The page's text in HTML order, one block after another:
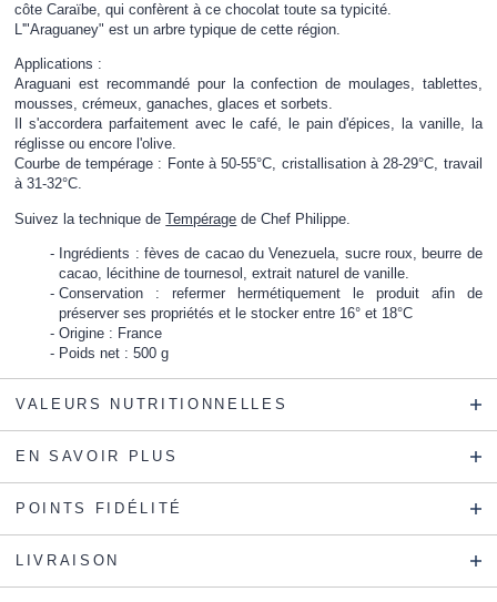
côte Caraïbe, qui confèrent à ce chocolat toute sa typicité.
L'"Araguaney" est un arbre typique de cette région.
Applications :
Araguani est recommandé pour la confection de moulages, tablettes,
mousses, crémeux, ganaches, glaces et sorbets.
Il s'accordera parfaitement avec le café, le pain d'épices, la vanille, la
réglisse ou encore l'olive.
Courbe de tempérage : Fonte à 50-55°C, cristallisation à 28-29°C, travail
à 31-32°C.
Suivez la technique deTempérage de Chef Philippe.
Ingrédients : fèves de cacao du Venezuela, sucre roux, beurre de
cacao, lécithine de tournesol, extrait naturel de vanille.
Conservation : refermer hermétiquement le produit afin de
préserver ses propriétés et le stocker entre 16° et 18°C
Origine : France
Poids net : 500 g
VALEURS NUTRITIONNELLES
EN SAVOIR PLUS
POINTS FIDÉLITÉ
LIVRAISON